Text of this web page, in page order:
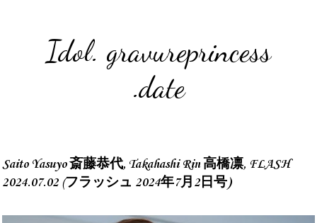
Idol. gravureprincess
.date
Saito Yasuyo 斎藤恭代, Takahashi Rin 高橋凛, FLASH
2024.07.02 (フラッシュ 2024年7月2日号)